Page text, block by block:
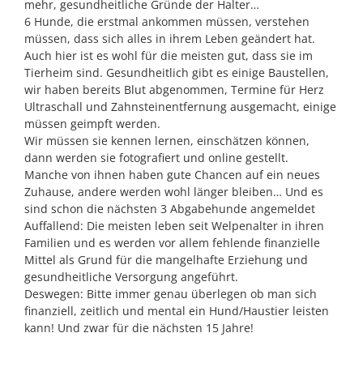
mehr, gesundheitliche Gründe der Halter…
6 Hunde, die erstmal ankommen müssen, verstehen
müssen, dass sich alles in ihrem Leben geändert hat.
Auch hier ist es wohl für die meisten gut, dass sie im
Tierheim sind. Gesundheitlich gibt es einige Baustellen,
wir haben bereits Blut abgenommen, Termine für Herz
Ultraschall und Zahnsteinentfernung ausgemacht, einige
müssen geimpft werden.
Wir müssen sie kennen lernen, einschätzen können,
dann werden sie fotografiert und online gestellt.
Manche von ihnen haben gute Chancen auf ein neues
Zuhause, andere werden wohl länger bleiben… Und es
sind schon die nächsten 3 Abgabehunde angemeldet
Auffallend: Die meisten leben seit Welpenalter in ihren
Familien und es werden vor allem fehlende finanzielle
Mittel als Grund für die mangelhafte Erziehung und
gesundheitliche Versorgung angeführt.
Deswegen: Bitte immer genau überlegen ob man sich
finanziell, zeitlich und mental ein Hund/Haustier leisten
kann! Und zwar für die nächsten 15 Jahre!